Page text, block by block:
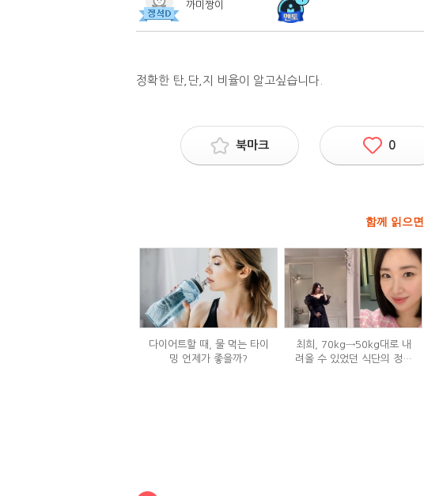
까미짱이
정확한 탄,단,지 비율이 알고싶습니다.
북마크 0
함께 읽으면
다이어트할 때, 물 먹는 타이
밍 언제가 좋을까?
최희, 70kg→50kg대로 내
려올 수 있었던 식단의 정체